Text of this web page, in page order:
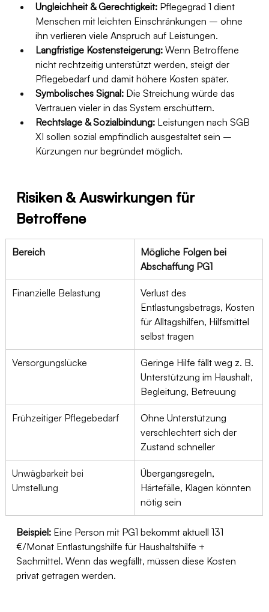
Ungleichheit & Gerechtigkeit: Pflegegrad 1 dient
Menschen mit leichten Einschränkungen – ohne
ihn verlieren viele Anspruch auf Leistungen.
Langfristige Kostensteigerung: Wenn Betroffene
nicht rechtzeitig unterstützt werden, steigt der
Pflegebedarf und damit höhere Kosten später.
Symbolisches Signal: Die Streichung würde das
Vertrauen vieler in das System erschüttern.
Rechtslage & Sozialbindung: Leistungen nach SGB
XI sollen sozial empfindlich ausgestaltet sein –
Kürzungen nur begründet möglich.
Risiken & Auswirkungen für
Betroffene
Bereich
Mögliche Folgen bei
Abschaffung PG1
Finanzielle Belastung
Verlust des
Entlastungsbetrags, Kosten
für Alltagshilfen, Hilfsmittel
selbst tragen
Versorgungslücke
Geringe Hilfe fällt weg z. B.
Unterstützung im Haushalt,
Begleitung, Betreuung
Frühzeitiger Pflegebedarf
Ohne Unterstützung
verschlechtert sich der
Zustand schneller
Unwägbarkeit bei
Umstellung
Übergangsregeln,
Härtefälle, Klagen könnten
nötig sein
Beispiel: Eine Person mit PG1 bekommt aktuell 131
€/Monat Entlastungshilfe für Haushaltshilfe +
Sachmittel. Wenn das wegfällt, müssen diese Kosten
privat getragen werden.